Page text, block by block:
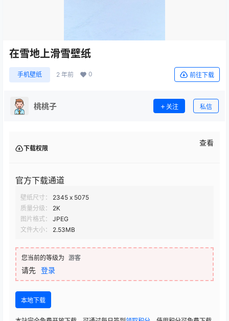
在雪地上滑雪壁纸
手机壁纸 2 年前 0 前往下载
桃桃子 关注 私信
下载权限
查看
官方下载通道
壁纸尺寸：
2345 x 5075
质量分级：
2K
图片格式：
JPEG
文件大小：
2.53MB
您当前的等级为 游客
请先 登录
本地下载